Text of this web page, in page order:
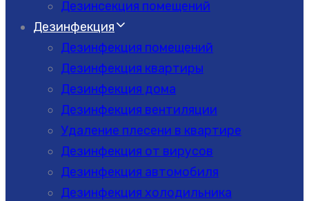
Дезинсекция помещений
Дезинфекция
Дезинфекция помещений
Дезинфекция квартиры
Дезинфекция дома
Дезинфекция вентиляции
Удаление плесени в квартире
Дезинфекция от вирусов
Дезинфекция автомобиля
Дезинфекция холодильника